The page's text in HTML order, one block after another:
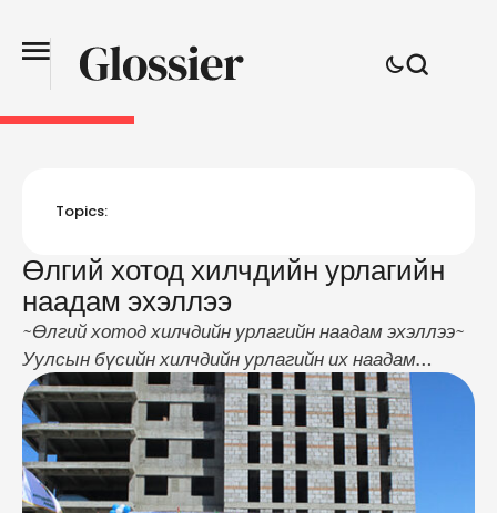
Topics:
Өлгий хотод хилчдийн урлагийн
наадам эхэллээ
~Өлгий хотод хилчдийн урлагийн наадам эхэллээ~
Уулсын бүсийн хилчдийн урлагийн их наадам
өнөөдөр буюу 2018-06-04-ний өдөр Өлгий хотод
нээлтээ хийлээ. Уг арга хэмжээнд Баян-Өлгий,
Завхан, Увс, Ховд зэрэг баруун дөрвөн аймгийн
хилийн цэргийн зургаан ангийн уран бүтээлчид
оролцож байна. Хил хамгаалах байгууллагад